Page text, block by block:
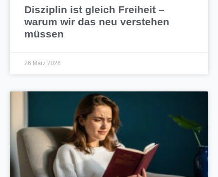
Disziplin ist gleich Freiheit –
warum wir das neu verstehen
müssen
26 März 2026